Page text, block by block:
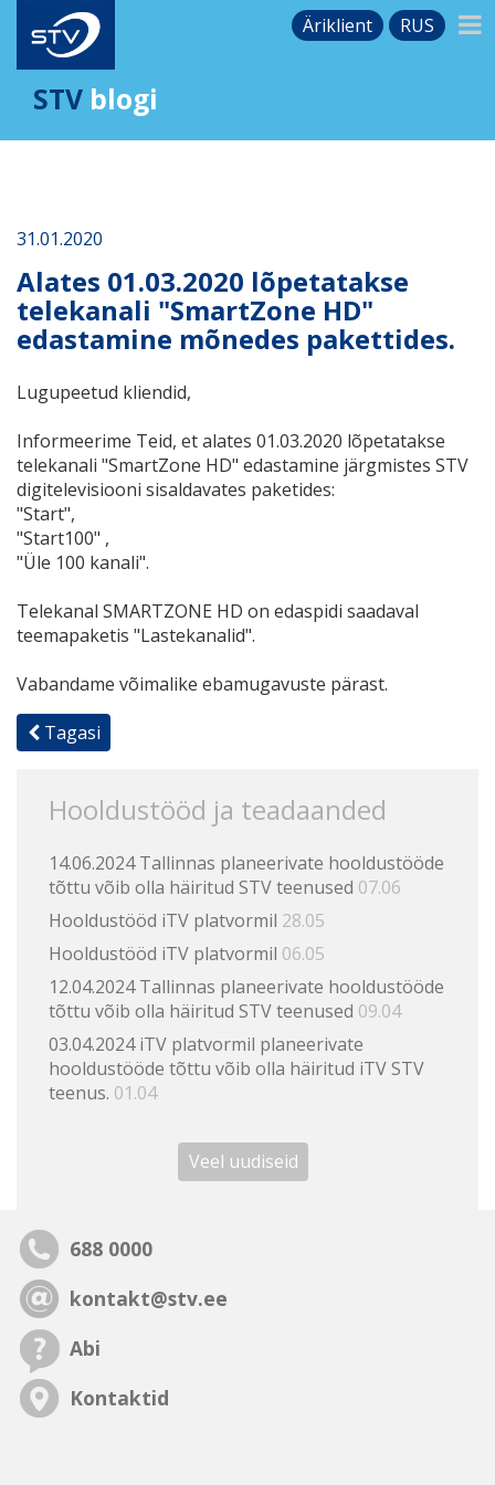
Äriklient RUS
STV blogi
31.01.2020
Alates 01.03.2020 lõpetatakse
telekanali "SmartZone HD"
edastamine mõnedes pakettides.
Lugupeetud kliendid,
Informeerime Teid, et alates 01.03.2020 lõpetatakse
telekanali "SmartZone HD" edastamine järgmistes STV
digitelevisiooni sisaldavates paketides:
"Start",
"Start100" ,
"Üle 100 kanali".
Telekanal SMARTZONE HD on edaspidi saadaval
teemapaketis "Lastekanalid".
Vabandame võimalike ebamugavuste pärast.
Tagasi
Hooldustööd ja teadaanded
14.06.2024 Tallinnas planeerivate hooldustööde
tõttu võib olla häiritud STV teenused 07.06
Hooldustööd iTV platvormil 28.05
Hooldustööd iTV platvormil 06.05
12.04.2024 Tallinnas planeerivate hooldustööde
tõttu võib olla häiritud STV teenused 09.04
03.04.2024 iTV platvormil planeerivate
hooldustööde tõttu võib olla häiritud iTV STV
teenus. 01.04
Veel uudiseid
688 0000
kontakt@stv.ee
Abi
Kontaktid